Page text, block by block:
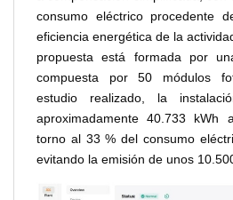
consumo eléctrico procedente
eficiencia energética de la
propuesta está formada por
compuesta por 50 módulos
estudio realizado, la
aproximadamente 40.733 kWh
torno al 33 % del consumo
evitando la emisión de unos